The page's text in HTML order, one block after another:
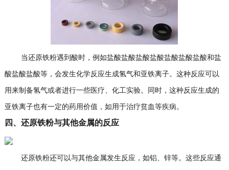
当还原铁粉遇到酸时，例如盐酸盐酸盐酸盐酸盐酸盐酸盐酸和盐
酸盐酸盐酸等，会发生化学反应生成氢气和亚铁离子。这种反应可以
用来制备氢气或者进行一些医疗、化工实验。同时，这种反应生成的
亚铁离子也有一定的药用价值，如用于治疗贫血等疾病。
四、还原铁粉与其他金属的反应
还原铁粉还可以与其他金属发生反应，如铝、锌等。这些反应通